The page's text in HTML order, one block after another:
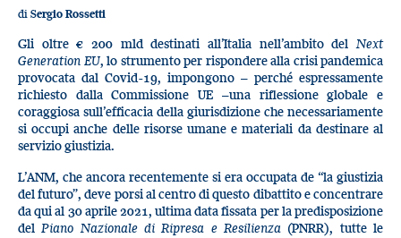
di Sergio Rossetti
Gli oltre € 200 mld destinati all’Italia nell’ambito del Next
Generation EU, lo strumento per rispondere alla crisi pandemica
provocata dal Covid-19, impongono – perché espressamente
richiesto dalla Commissione UE –una riflessione globale e
coraggiosa sull’efficacia della giurisdizione che necessariamente
si occupi anche delle risorse umane e materiali da destinare al
servizio giustizia.
L’ANM, che ancora recentemente si era occupata de “la giustizia
del futuro”, deve porsi al centro di questo dibattito e concentrare
da qui al 30 aprile 2021, ultima data fissata per la predisposizione
del Piano Nazionale di Ripresa e Resilienza(PNRR), tutte le